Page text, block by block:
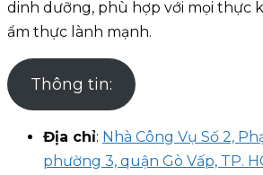
dinh dưỡng, phù hợp với mọi thực
ẩm thực lành mạnh.
Thông tin:
Địa chỉ: Nhà Công Vụ Số 2,
phường 3, quận Gò Vấp, TP.